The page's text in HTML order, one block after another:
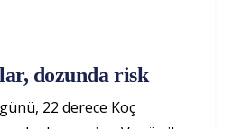
dozunda risk
22 derece Koç